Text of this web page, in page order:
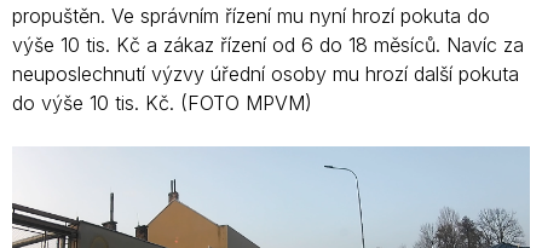
propuštěn. Ve správním řízení mu nyní hrozí pokuta do
výše 10 tis. Kč a zákaz řízení od 6 do 18 měsíců. Navíc za
neuposlechnutí výzvy úřední osoby mu hrozí další pokuta
do výše 10 tis. Kč. (FOTO MPVM)